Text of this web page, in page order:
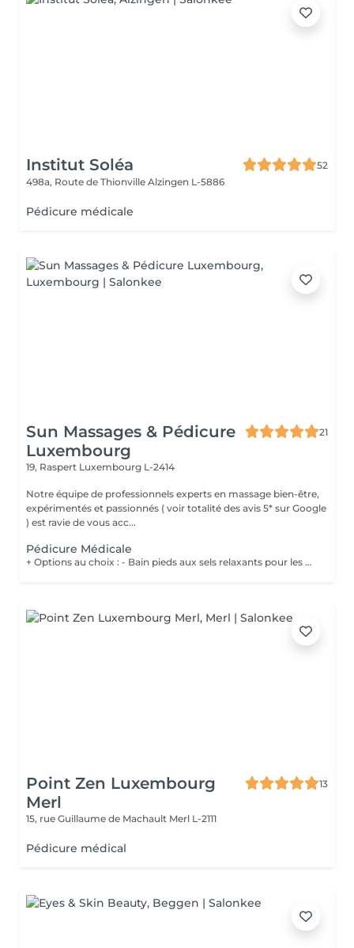
Institut Soléa
52
498a, Route de Thionville Alzingen L-5886
Pédicure médicale
Sun Massages & Pédicure
Luxembourg
21
19, Raspert Luxembourg L-2414
Notre équipe de professionnels experts en massage bien-être,
expérimentés et passionnés ( voir totalité des avis 5* sur Google
) est ravie de vous acc...
Pédicure Médicale
+ Options au choix : - Bain pieds aux sels relaxants pour les pieds fatigués et préparer les pieds au soin 20€ - Gommage pieds pour des pieds doux et hydratés 20€ - Massage des pieds 55 minutes 90€ Les soins de pédicurie médicale sont non seulement destinés à traiter les problèmes de pieds de manière curative mais également de manière préventive, en contribuant à votre confort lors de la marche ou de vos éventuelles activités sportives. Un soin régulier peut vous éviter des problèmes et des douleurs aux pieds dus à l'apparition de crevasses, durillons, cors, ... Vous devez néanmoins consulter sans attendre lorsque : Vous ressentez une gêne lors de la marche (n'attendez pas de ressentir de la douleur !) ; Vous constatez l'apparition de mycose, cor, callosité, il de perdrix ou ongle incarné, ...
Point Zen Luxembourg
Merl
13
15, rue Guillaume de Machault Merl L-2111
Pédicure médical